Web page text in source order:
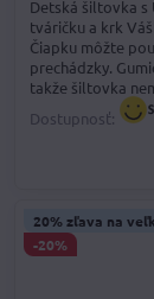
Detská šiltovka
tváričku a krk
Čiapku môžte
prechádzky.
takže šiltovka
Dostupnosť:
20% zľava na
-20%